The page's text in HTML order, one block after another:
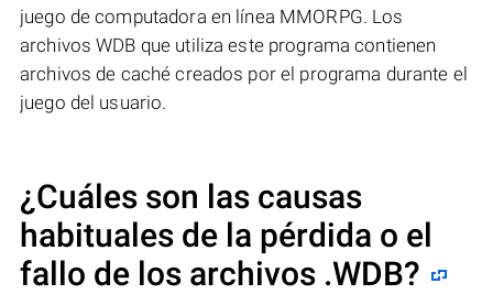
juego de computadora en línea MMORPG. Los
archivos WDB que utiliza este programa contienen
archivos de caché creados por el programa durante el
juego del usuario.
¿Cuáles son las causas
habituales de la pérdida o el
fallo de los archivos .WDB?